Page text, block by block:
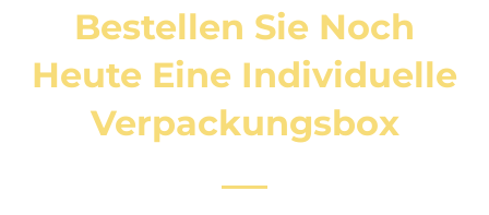
Bestellen Sie Noch
Heute Eine Individuelle
Verpackungsbox